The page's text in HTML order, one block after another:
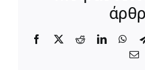
Facebook
X RedditLinkedIn